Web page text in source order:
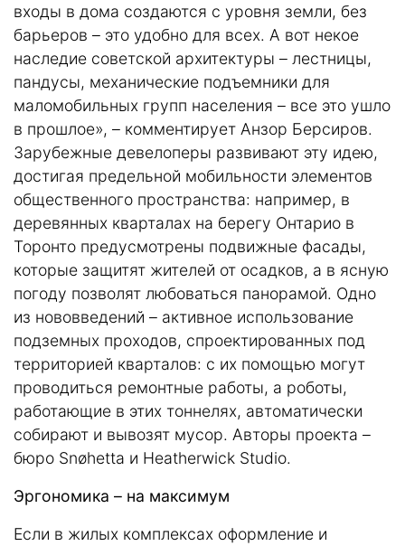
входы в дома создаются с уровня земли, без
барьеров – это удобно для всех. А вот некое
наследие советской архитектуры – лестницы,
пандусы, механические подъемники для
маломобильных групп населения – все это ушло
в прошлое», – комментирует Анзор Берсиров.
Зарубежные девелоперы развивают эту идею,
достигая предельной мобильности элементов
общественного пространства: например, в
деревянных кварталах на берегу Онтарио в
Торонто предусмотрены подвижные фасады,
которые защитят жителей от осадков, а в ясную
погоду позволят любоваться панорамой. Одно
из нововведений – активное использование
подземных проходов, спроектированных под
территорией кварталов: с их помощью могут
проводиться ремонтные работы, а роботы,
работающие в этих тоннелях, автоматически
собирают и вывозят мусор. Авторы проекта –
бюро Snøhetta и Heatherwick Studio.
Эргономика – на максимум
Если в жилых комплексах оформление и